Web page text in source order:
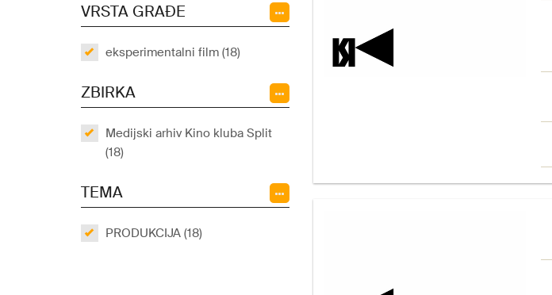
VRSTA GRAĐE
eksperimentalni film (18)
ZBIRKA
Medijski arhiv Kino kluba Split
(18)
TEMA
PRODUKCIJA (18)